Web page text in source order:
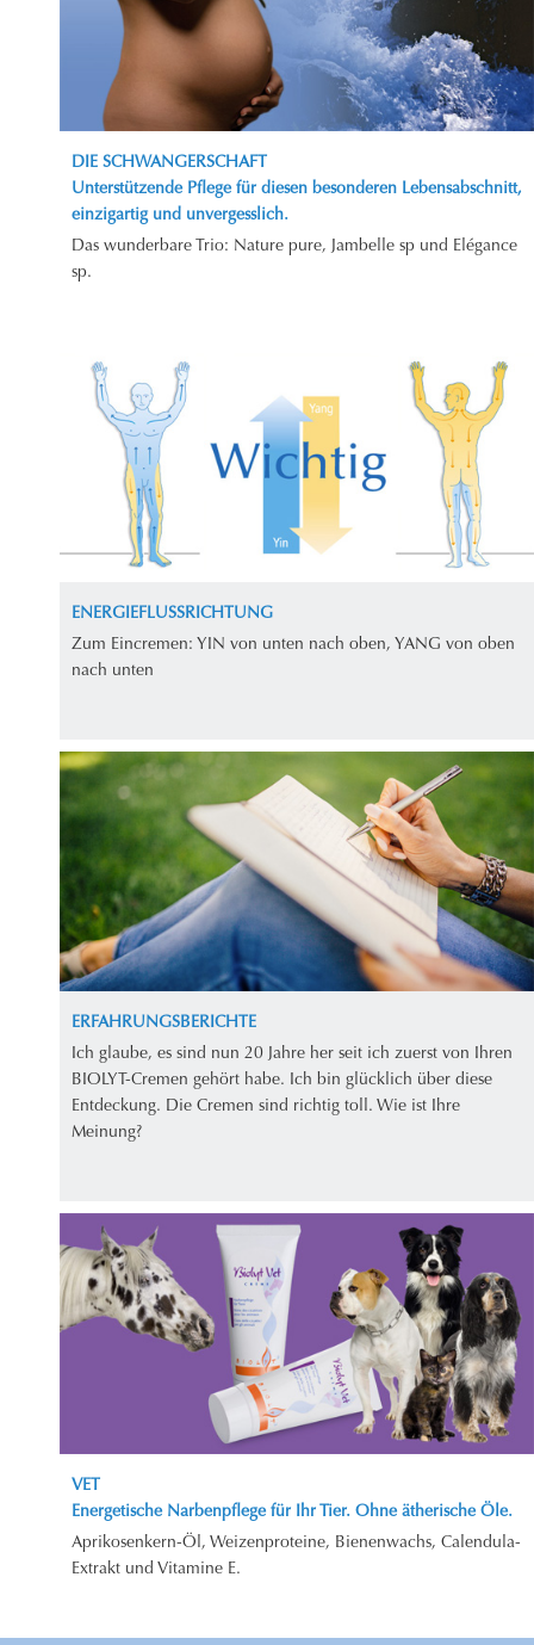
DIE SCHWANGERSCHAFT
Unterstützende Pflege für diesen besonderen Lebensabschnitt,
einzigartig und unvergesslich.
Das wunderbare Trio: Nature pure, Jambelle sp und Elégance
sp.
ENERGIEFLUSSRICHTUNG
Zum Eincremen: YIN von unten nach oben, YANG von oben
nach unten
ERFAHRUNGSBERICHTE
Ich glaube, es sind nun 20 Jahre her seit ich zuerst von Ihren
BIOLYT-Cremen gehört habe. Ich bin glücklich über diese
Entdeckung. Die Cremen sind richtig toll. Wie ist Ihre
Meinung?
VET
Energetische Narbenpflege für Ihr Tier. Ohne ätherische Öle.
Aprikosenkern-Öl, Weizenproteine, Bienenwachs, Calendula-
Extrakt und Vitamine E.